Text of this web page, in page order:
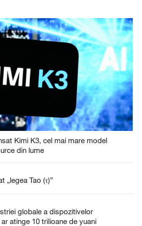
Kimi K3, cel mai mare model
din lume
„legea Tao (τ)”
globale a dispozitivelor
atinge 10 trilioane de yuani